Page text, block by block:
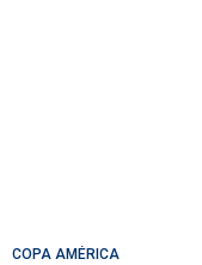
COPA AMÉRICA